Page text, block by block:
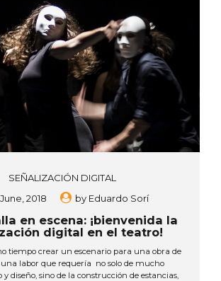
SEÑALIZACIÓN DIGITAL
2018
by Eduardo Sorí
en escena: ¡bienvenida la
digital en el teatro!
tiempo crear un escenario para una obra de
labor que requería no solo de mucho
diseño, sino de la construcción de estancias,